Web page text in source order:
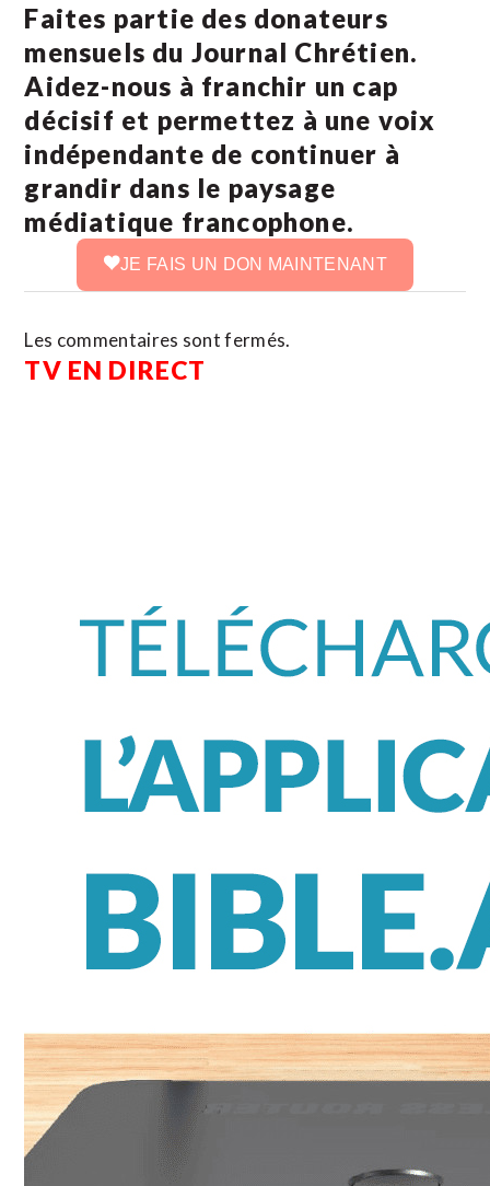
Faites partie des donateurs
mensuels du Journal Chrétien.
Aidez-nous à franchir un cap
décisif et permettez à une voix
indépendante de continuer à
grandir dans le paysage
médiatique francophone.
JE FAIS UN DON MAINTENANT
Les commentaires sont fermés.
TV EN DIRECT